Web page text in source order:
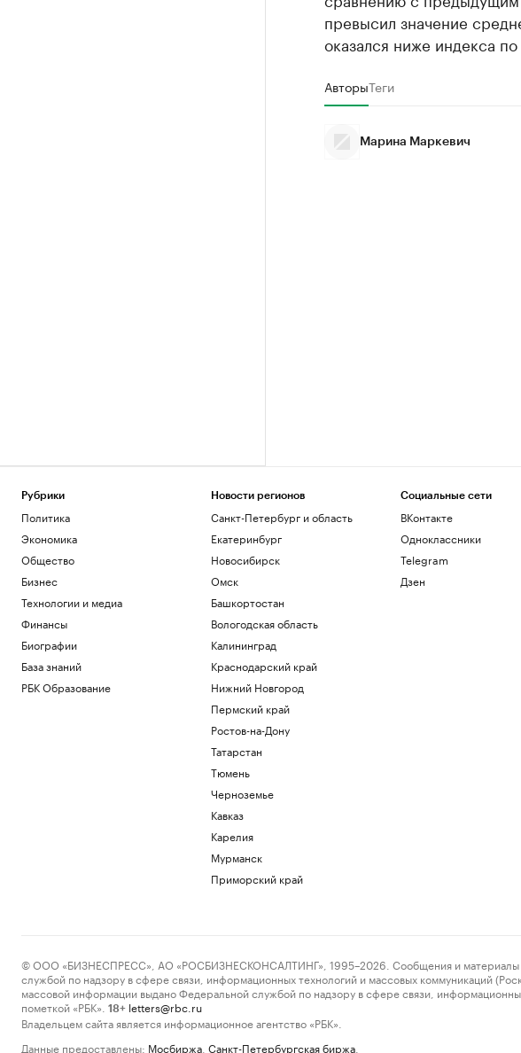
превысил значение
оказался ниже индекса
АвторыТеги
Марина Маркевич
Рубрики
Политика
Экономика
Общество
Бизнес
Технологии и медиа
Финансы
Биографии
База знаний
РБК Образование
Новости регионов
Санкт-Петербург и область
Екатеринбург
Новосибирск
Омск
Башкортостан
Вологодская область
Калининград
Краснодарский край
Нижний Новгород
Пермский край
Ростов-на-Дону
Татарстан
Тюмень
Черноземье
Кавказ
Карелия
Мурманск
Приморский край
Социальные сети
ВКонтакте
Одноклассники
Telegram
Дзен
© ООО «БИЗНЕСПРЕСС», АО «РОСБИЗНЕСКОНСАЛТИНГ», 1995–2026. Сообщения и материалы
службой по надзору в сфере связи, информационных технологий и массовых коммуникаций
массовой информации выдано Федеральной службой по надзору в сфере связи,
пометкой «РБК».
18+ letters@rbc.ru
Владельцем сайта является информационное агентство «РБК».
Данные предоставлены: Мосбиржа Санкт-Петербургская биржа